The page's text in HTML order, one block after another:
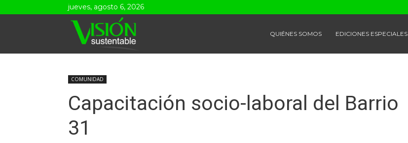
jueves, agosto 6, 2026
QUIÉNES SOMOS EDICIONES ESPECIALES
COMUNIDAD
Capacitación socio-laboral del Barrio
31